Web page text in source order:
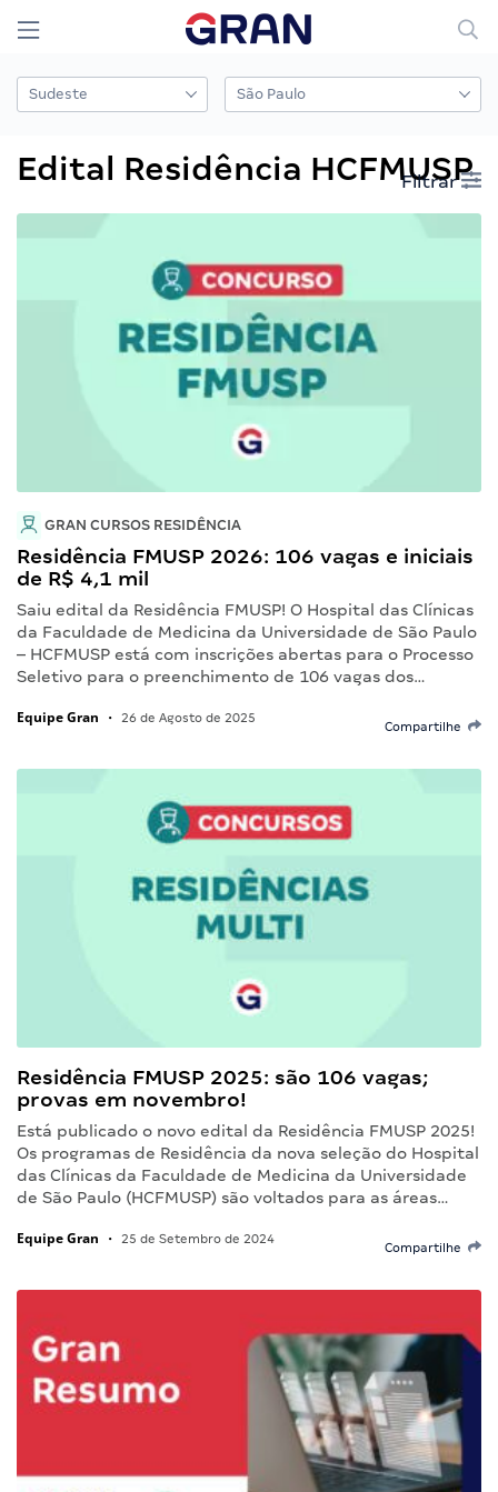
Edital Residência HCFMUSP
Filtrar
GRAN CURSOS RESIDÊNCIA
Residência FMUSP 2026: 106 vagas e iniciais
de R$ 4,1 mil
Saiu edital da Residência FMUSP! O Hospital das Clínicas
da Faculdade de Medicina da Universidade de São Paulo
– HCFMUSP está com inscrições abertas para o Processo
Seletivo para o preenchimento de 106 vagas dos…
Equipe Gran • 26 de Agosto de 2025
Compartilhe
Residência FMUSP 2025: são 106 vagas;
provas em novembro!
Está publicado o novo edital da Residência FMUSP 2025!
Os programas de Residência da nova seleção do Hospital
das Clínicas da Faculdade de Medicina da Universidade
de São Paulo (HCFMUSP) são voltados para as áreas…
Equipe Gran • 25 de Setembro de 2024
Compartilhe